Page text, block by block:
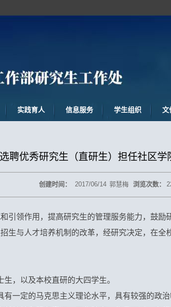
实践育人 信息服务 学生组织 文
聘优秀研究生（直研生）担任社区学
创建时间： 2017/06/14 郭慧梅 浏览次数：
引领作用，提高研究生的管理服务能力，鼓
生与人才培养机制的改革，经研究决定，在
，以及本校直研的大四学生。
一定的马克思主义理论水平，具有较强的政